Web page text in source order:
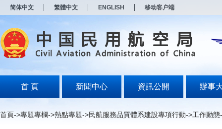
简体中文 繁體中文 ENGLISH 移动客户端
首 頁 新聞中心 資訊公開 辦事
首頁->專題專欄->熱點專題->民航服務品質體系建設專項行動->工作動態
打
开
无
障
说
按
Alt